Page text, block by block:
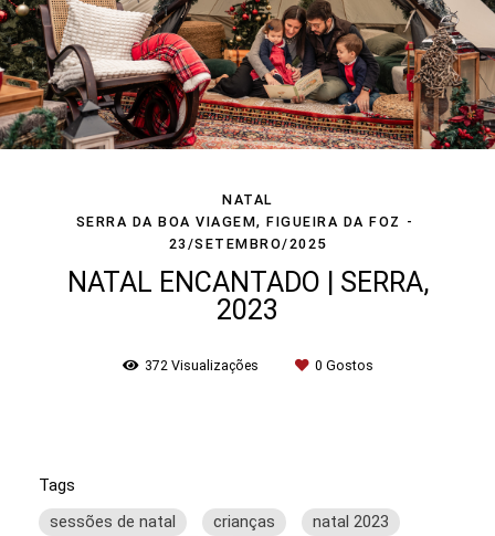
NATAL
SERRA DA BOA VIAGEM, FIGUEIRA DA FOZ
23/SETEMBRO/2025
NATAL ENCANTADO | SERRA,
2023
372 Visualizações 0 Gostos
Tags
sessões de natal
crianças
natal 2023